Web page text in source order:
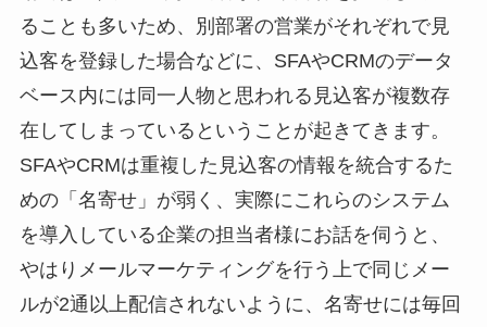
ることも多いため、別部署の営業がそれぞれで見
込客を登録した場合などに、SFAやCRMのデータ
ベース内には同一人物と思われる見込客が複数存
在してしまっているということが起きてきます。
SFAやCRMは重複した見込客の情報を統合するた
めの「名寄せ」が弱く、実際にこれらのシステム
を導入している企業の担当者様にお話を伺うと、
やはりメールマーケティングを行う上で同じメー
ルが2通以上配信されないように、名寄せには毎回